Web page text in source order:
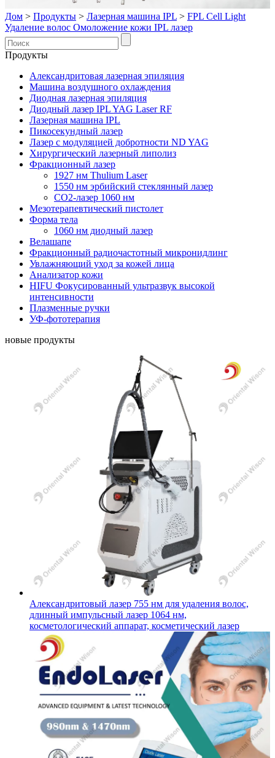
Дом > Продукты > Лазерная машина IPL > FPL Cell Light
Удаление волос Омоложение кожи IPL лазер
Продукты
Александритовая лазерная эпиляция
Машина воздушного охлаждения
Диодная лазерная эпиляция
Диодный лазер IPL YAG Laser RF
Лазерная машина IPL
Пикосекундный лазер
Лазер с модуляцией добротности ND YAG
Хирургический лазерный липолиз
Фракционный лазер
1927 нм Thulium Laser
1550 нм эрбийский стеклянный лазер
CO2-лазер 1060 нм
Мезотерапевтический пистолет
Форма тела
1060 нм диодный лазер
Велашапе
Фракционный радиочастотный микронидлинг
Увлажняющий уход за кожей лица
Анализатор кожи
HIFU Фокусированный ультразвук высокой
интенсивности
Плазменные ручки
УФ-фототерапия
новые продукты
Александритовый лазер 755 нм для удаления волос,
длинный импульсный лазер 1064 нм,
косметологический аппарат, косметический лазер